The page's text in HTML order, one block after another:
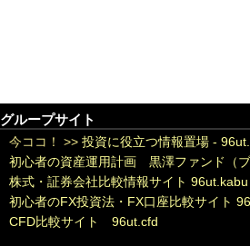
グループサイト
今ココ！ >> 投資に役立つ情報置場 -
初心者の資産運用計画 黒澤ファンド（ブ
株式・証券会社比較情報サイト 96ut.kabu
初心者のFX投資法・FX口座比較サイト
CFD比較サイト 96ut.cfd